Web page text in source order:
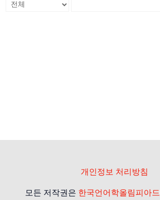
개인정보 처리방침
모든 저작권은 한국언어학올림피아드